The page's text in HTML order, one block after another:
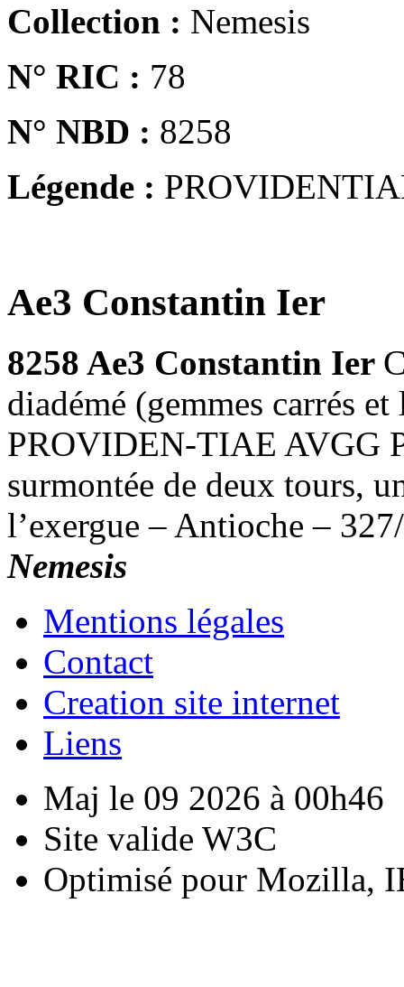
Collection : Nemesis
N° RIC : 78
N° NBD : 8258
Légende :
Ae3 Constantin Ier
8258 Ae3 Constantin Ier
diadémé (gemmes carrés
PROVIDEN-TIAE AVGG
surmontée de deux tours,
l’exergue – Antioche –
Nemesis
Mentions légales
Contact
Creation site internet
Liens
Maj le 09 2026 à 00h46
Site valide W3C
Optimisé pour Mozilla,